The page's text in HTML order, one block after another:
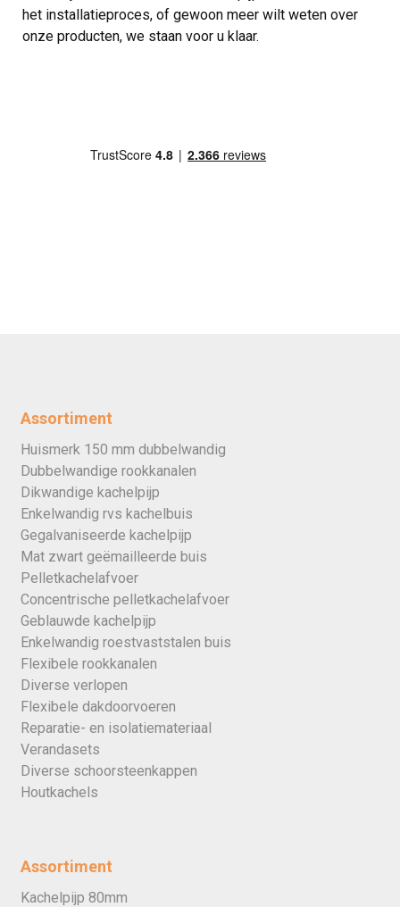
het installatieproces, of gewoon meer wilt weten over
onze producten, we staan voor u klaar.
Assortiment
Huismerk 150 mm dubbelwandig
Dubbelwandige rookkanalen
Dikwandige kachelpijp
Enkelwandig rvs kachelbuis
Gegalvaniseerde kachelpijp
Mat zwart geëmailleerde buis
Pelletkachelafvoer
Concentrische pelletkachelafvoer
Geblauwde kachelpijp
Enkelwandig roestvaststalen buis
Flexibele rookkanalen
Diverse verlopen
Flexibele dakdoorvoeren
Reparatie- en isolatiemateriaal
Verandasets
Diverse schoorsteenkappen
Houtkachels
Assortiment
Kachelpijp 80mm